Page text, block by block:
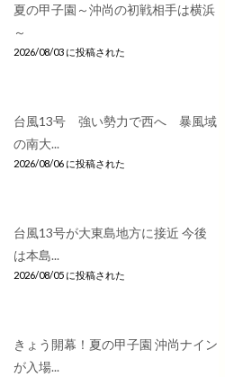
夏の甲子園～沖尚の初戦相手は横浜
～
2026/08/03 に投稿された
台風13号 強い勢力で西へ 暴風域
の南大...
2026/08/06 に投稿された
台風13号が大東島地方に接近 今後
は本島...
2026/08/05 に投稿された
きょう開幕！夏の甲子園 沖尚ナイン
が入場...